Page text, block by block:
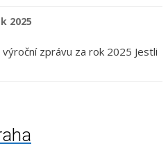
2025
zprávu za rok 2025 Jestli